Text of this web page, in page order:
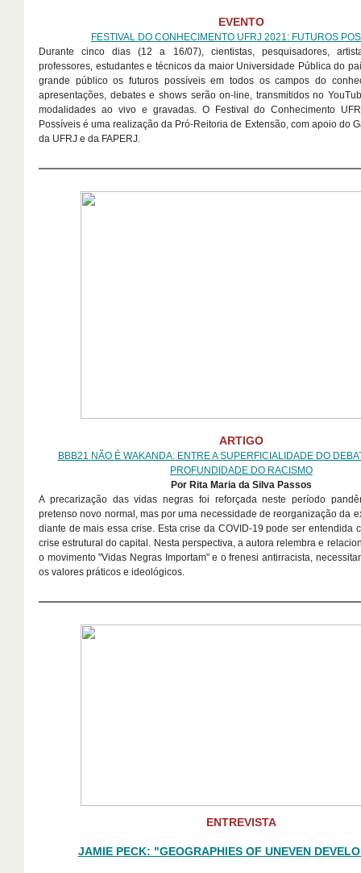
EVENTO
FESTIVAL DO CONHECIMENTO UFRJ 2021: FUTUROS
Durante cinco dias (12 a 16/07), cientistas, pesquisadores,
professores, estudantes e técnicos da maior Universidade Pública do
grande público os futuros possíveis em todos os campos do
apresentações, debates e shows serão on-line, transmitidos no
modalidades ao vivo e gravadas. O Festival do Conhecimento
Possíveis é uma realização da Pró-Reitoria de Extensão, com apoio do
da UFRJ e da FAPERJ.
ARTIGO
BBB21 NÃO É WAKANDA: ENTRE A SUPERFICIALIDADE DO
PROFUNDIDADE DO RACISMO
Por Rita Maria da Silva Passos
A precarização das vidas negras foi reforçada neste período
pretenso novo normal, mas por uma necessidade de reorganização da
diante de mais essa crise. Esta crise da COVID-19 pode ser entendida
crise estrutural do capital. Nesta perspectiva, a autora relembra e
o movimento "Vidas Negras Importam" e o frenesi antirracista,
os valores práticos e ideológicos.
ENTREVISTA
JAMIE PECK: "GEOGRAPHIES OF UNEVEN